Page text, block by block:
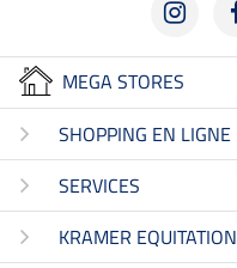
MEGA STORES
SHOPPING EN LIGNE
SERVICES
KRAMER EQUITATION